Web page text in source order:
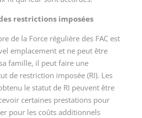
restrictions imposées
de la Force régulière des FAC est
emplacement et ne peut être
famille, il peut faire une
de restriction imposée (RI). Les
le statut de RI peuvent être
certaines prestations pour
pour les coûts additionnels